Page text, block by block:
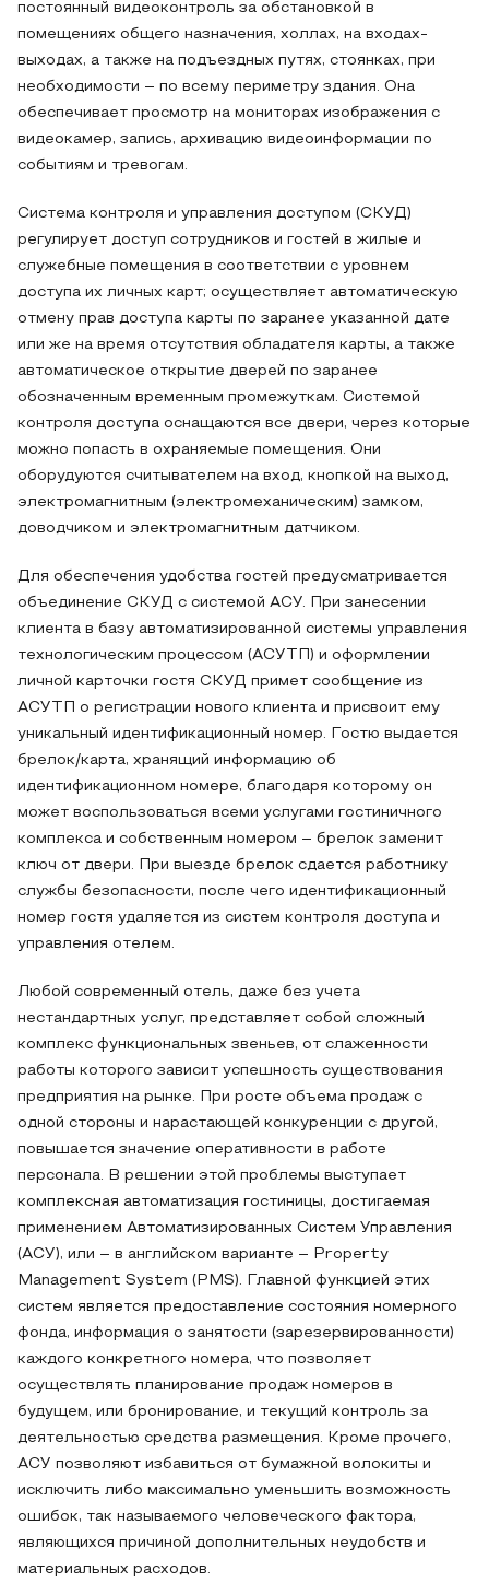
постоянный видеоконтроль за обстановкой в
помещениях общего назначения, холлах, на входах-
выходах, а также на подъездных путях, стоянках, при
необходимости – по всему периметру здания. Она
обеспечивает просмотр на мониторах изображения с
видеокамер, запись, архивацию видеоинформации по
событиям и тревогам.
Система контроля и управления доступом (СКУД)
регулирует доступ сотрудников и гостей в жилые и
служебные помещения в соответствии с уровнем
доступа их личных карт; осуществляет автоматическую
отмену прав доступа карты по заранее указанной дате
или же на время отсутствия обладателя карты, а также
автоматическое открытие дверей по заранее
обозначенным временным промежуткам. Системой
контроля доступа оснащаются все двери, через которые
можно попасть в охраняемые помещения. Они
оборудуются считывателем на вход, кнопкой на выход,
электромагнитным (электромеханическим) замком,
доводчиком и электромагнитным датчиком.
Для обеспечения удобства гостей предусматривается
объединение СКУД с системой АСУ. При занесении
клиента в базу автоматизированной системы управления
технологическим процессом (АСУТП) и оформлении
личной карточки гостя СКУД примет сообщение из
АСУТП о регистрации нового клиента и присвоит ему
уникальный идентификационный номер. Гостю выдается
брелок/карта, хранящий информацию об
идентификационном номере, благодаря которому он
может воспользоваться всеми услугами гостиничного
комплекса и собственным номером – брелок заменит
ключ от двери. При выезде брелок сдается работнику
службы безопасности, после чего идентификационный
номер гостя удаляется из систем контроля доступа и
управления отелем.
Любой современный отель, даже без учета
нестандартных услуг, представляет собой сложный
комплекс функциональных звеньев, от слаженности
работы которого зависит успешность существования
предприятия на рынке. При росте объема продаж с
одной стороны и нарастающей конкуренции с другой,
повышается значение оперативности в работе
персонала. В решении этой проблемы выступает
комплексная автоматизация гостиницы, достигаемая
применением Автоматизированных Систем Управления
(АСУ), или – в английском варианте – Property
Management System (PMS). Главной функцией этих
систем является предоставление состояния номерного
фонда, информация о занятости (зарезервированности)
каждого конкретного номера, что позволяет
осуществлять планирование продаж номеров в
будущем, или бронирование, и текущий контроль за
деятельностью средства размещения. Кроме прочего,
АСУ позволяют избавиться от бумажной волокиты и
исключить либо максимально уменьшить возможность
ошибок, так называемого человеческого фактора,
являющихся причиной дополнительных неудобств и
материальных расходов.